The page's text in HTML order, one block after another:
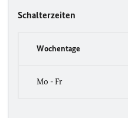
Schalterzeiten
Wochentage
Mo - Fr